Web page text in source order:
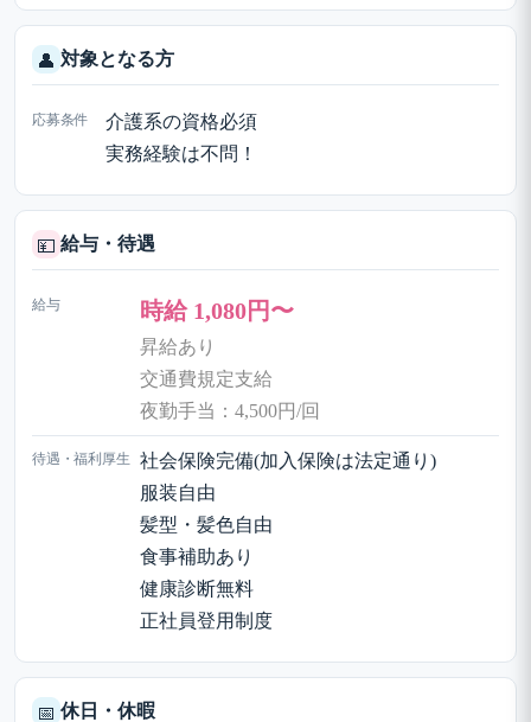
👤 対象となる方
応募条件
介護系の資格必須
実務経験は不問！
💴 給与・待遇
給与 時給 1,080円〜
昇給あり
交通費規定支給
夜勤手当：4,500円/回
待遇・福利厚生
社会保険完備(加入保険は法定通り)
服装自由
髪型・髪色自由
食事補助あり
健康診断無料
正社員登用制度
📅 休日・休暇